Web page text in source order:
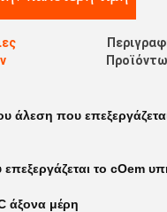
άλεση που
το cOem
άξονα μέρη